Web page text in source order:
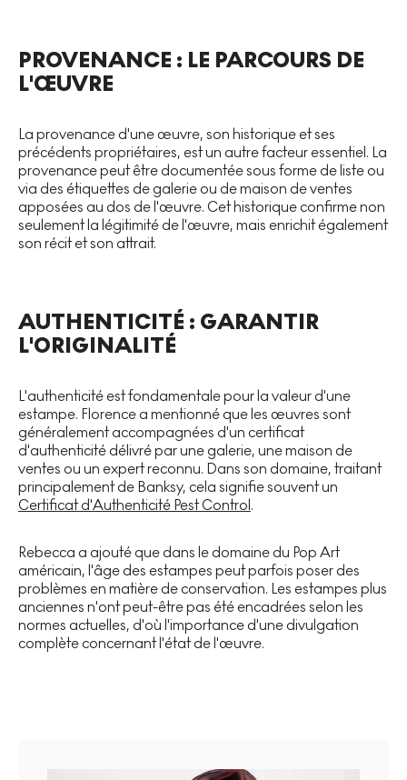
PROVENANCE : LE PARCOURS DE
L'ŒUVRE
La provenance d'une œuvre, son historique et ses
précédents propriétaires, est un autre facteur essentiel. La
provenance peut être documentée sous forme de liste ou
via des étiquettes de galerie ou de maison de ventes
apposées au dos de l'œuvre. Cet historique confirme non
seulement la légitimité de l'œuvre, mais enrichit également
son récit et son attrait.
AUTHENTICITÉ : GARANTIR
L'ORIGINALITÉ
L'authenticité est fondamentale pour la valeur d'une
estampe. Florence a mentionné que les œuvres sont
généralement accompagnées d'un certificat
d'authenticité délivré par une galerie, une maison de
ventes ou un expert reconnu. Dans son domaine, traitant
principalement de Banksy, cela signifie souvent un
Certificat d'Authenticité Pest Control.
Rebecca a ajouté que dans le domaine du Pop Art
américain, l'âge des estampes peut parfois poser des
problèmes en matière de conservation. Les estampes plus
anciennes n'ont peut-être pas été encadrées selon les
normes actuelles, d'où l'importance d'une divulgation
complète concernant l'état de l'œuvre.